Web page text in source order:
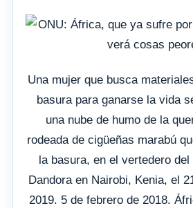
Una mujer que busca
basura para ganarse la vida
una nube de humo de la
rodeada de cigüeñas marabú
la basura, en el vertedero
Dandora en Nairobi, Kenia, el
2019. 5 de febrero de 2018.